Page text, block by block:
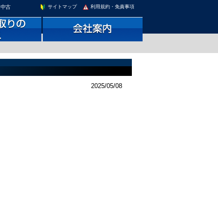
古
利用規約・免責事項
サイトマップ
2025/05/08